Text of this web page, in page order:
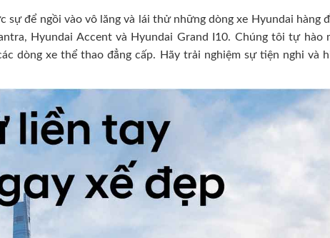
sự để ngồi vào vô lăng và lái thử những dòng xe Hyundai hàng
Hyundai Accent và Hyundai Grand I10. Chúng tôi tự hào
dòng xe thể thao đẳng cấp. Hãy trải nghiệm sự tiện nghi và